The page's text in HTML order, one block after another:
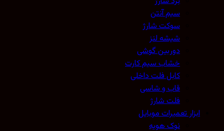
سیم آنتن
سوکت شارژ
شیشه لنز
دوربین گوشی
خشاب سیم کارت
کابل فلت داخلی
قاب و شاسی
فلت شارژ
ابزار تعمیرات موبایل
نوک هویه